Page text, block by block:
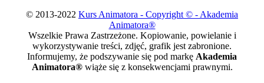
© 2013-2022 Kurs Animatora - Copyright © - Akademia
Animatora®
Wszelkie Prawa Zastrzeżone. Kopiowanie, powielanie i
wykorzystywanie treści, zdjęć, grafik jest zabronione.
Informujemy, że podszywanie się pod markę Akademia
Animatora®wiąże się z konsekwencjami prawnymi.